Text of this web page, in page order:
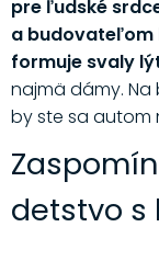
pre ľudské
a budovateľom
formuje svaly
najmä dámy. Na
by ste sa autom
detstvo